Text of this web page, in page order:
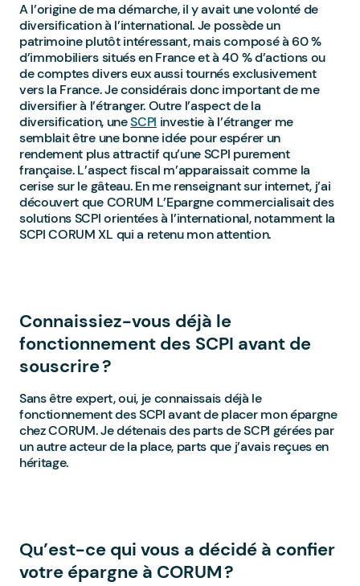
A l’origine de ma démarche, il y avait une volonté de
diversification à l’international. Je possède un
patrimoine plutôt intéressant, mais composé à 60 %
d’immobiliers situés en France et à 40 % d’actions ou
de comptes divers eux aussi tournés exclusivement
vers la France. Je considérais donc important de me
diversifier à l’étranger. Outre l’aspect de la
diversification, uneSCPI investie à l’étranger me
semblait être une bonne idée pour espérer un
rendement plus attractif qu’une SCPI purement
française. L’aspect fiscal m’apparaissait comme la
cerise sur le gâteau. En me renseignant sur internet, j’ai
découvert que CORUM L’Epargne commercialisait des
solutions SCPI orientées à l’international, notamment la
SCPI CORUM XL qui a retenu mon attention.
Connaissiez-vous déjà le
fonctionnement des SCPI avant de
souscrire ?
Sans être expert, oui, je connaissais déjà le
fonctionnement des SCPI avant de placer mon épargne
chez CORUM. Je détenais des parts de SCPI gérées par
un autre acteur de la place, parts que j’avais reçues en
héritage.
Qu’est-ce qui vous a décidé à confier
votre épargne à CORUM ?